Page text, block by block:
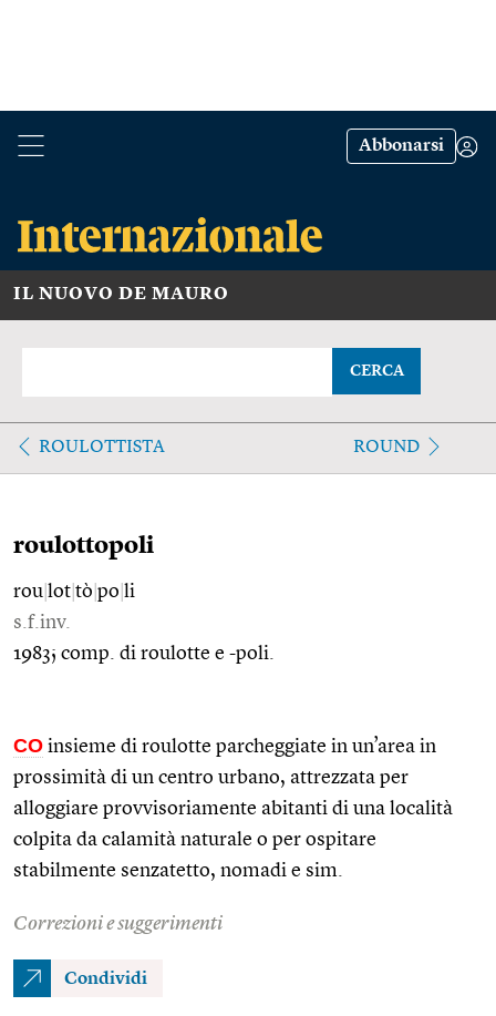
Abbonarsi
IL NUOVO DE MAURO
CERCA
ROULOTTISTA ROUND
roulottopoli
rou lot tò po li
s.f.inv.
1983; comp. di roulotte e -poli.
CO insieme di roulotte parcheggiate in un’area in
prossimità di un centro urbano, attrezzata per
alloggiare provvisoriamente abitanti di una località
colpita da calamità naturale o per ospitare
stabilmente senzatetto, nomadi e sim.
Correzioni e suggerimenti
Condividi